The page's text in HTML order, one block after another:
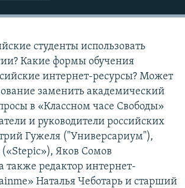
студенты использовать
Какие формы обучения
интернет-ресурсы? Может
заменить академический
в «Классном часе Свободы»
и руководители российских
Гужеля ("Универсариум"),
Яков Сомов
также редактор интернет-
Наталья Чеботарь и старший